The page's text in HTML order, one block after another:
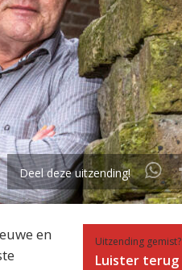
Deel deze uitzending!
en
Uitzending gemist?
Luister terug